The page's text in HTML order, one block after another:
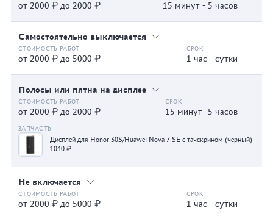
от 2000 ₽ до 2000 ₽ 15 минут - 5 часов
Самостоятельно выключается
от 2000 ₽ до 5000 ₽ 1 час - сутки
Полосы или пятна на дисплее
от 2000 ₽ до 2000 ₽ 15 минут- 5 часов
Дисплей для Honor 30S/Huawei Nova 7 SE с тачскрином (черный)
1040 ₽
Не включается
от 2000 ₽ до 5000 ₽ 1 час - сутки